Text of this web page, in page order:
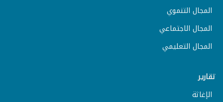
المجال التنموي
المجال الاجتماعي
المجال التعليمي
تقارير
الإغاثة